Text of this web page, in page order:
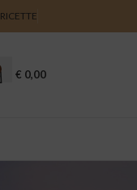
RICETTE
€ 0,00